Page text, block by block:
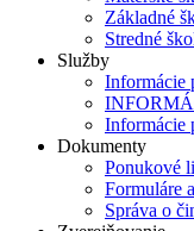
Základné
Stredné
Služby
Informácie
Informácie
Dokumenty
Ponukové
Formuláre
Správa o